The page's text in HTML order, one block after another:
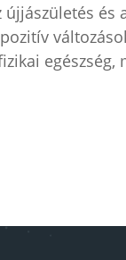
és
egészség,